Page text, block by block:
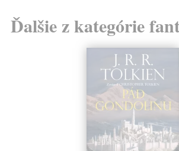
Ďalšie z kategórie